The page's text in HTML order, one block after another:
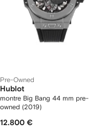
Pre-Owned
Hublot
montre Big Bang 44 mm pre-
owned (2019)
12.800 €